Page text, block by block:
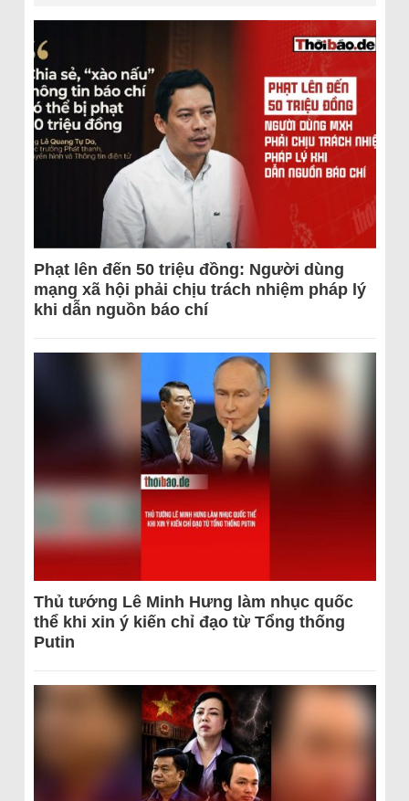
Phạt lên đến 50 triệu đồng: Người dùng
mạng xã hội phải chịu trách nhiệm pháp lý
khi dẫn nguồn báo chí
Thủ tướng Lê Minh Hưng làm nhục quốc
thể khi xin ý kiến chỉ đạo từ Tổng thống
Putin